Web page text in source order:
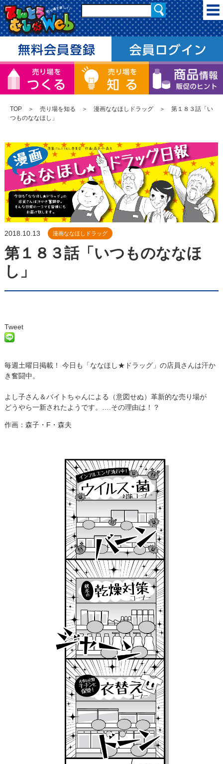
TOP ＞ 売り場を知る ＞ 漫画ななほしドラッグ ＞ 第１８３話「い
つものななほし」
2018.10.13 漫画ななほしドラッグ
第１８３話「いつものななほ
し」
Tweet
毎週土曜日掲載！ 今日も「ななほし★ドラッグ」の店員さんは汗か
き奮闘中。
よし子さん＆バイトちゃんによる（意図せぬ）革新的な売り場が
どうやら一新されたようです。….その理由は！？
作画：森子・F・森夫